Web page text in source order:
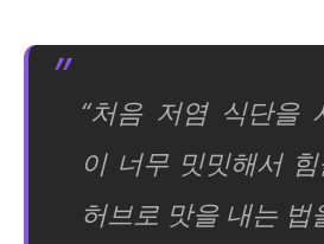
“처음 저염 식단을
이 너무 밋밋해서
허브로 맛을 내는 법